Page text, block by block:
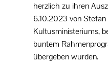
herzlich zu ihren
6.10.2023 von
Kultusministeriums,
buntem
übergeben wurden.